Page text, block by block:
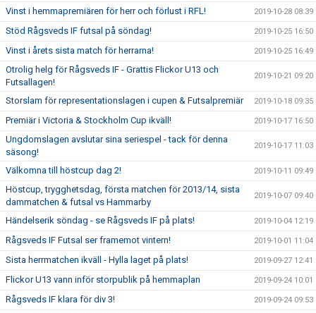
Vinst i hemmapremiären för herr och förlust i RFL! 2019-10-28 08:39
Stöd Rågsveds IF futsal på söndag! 2019-10-25 16:50
Vinst i årets sista match för herrarna! 2019-10-25 16:49
Otrolig helg för Rågsveds IF - Grattis Flickor U13 och
Futsallagen!
2019-10-21 09:20
Storslam för representationslagen i cupen & Futsalpremiär 2019-10-18 09:35
Premiär i Victoria & Stockholm Cup ikväll! 2019-10-17 16:50
Ungdomslagen avslutar sina seriespel - tack för denna
säsong!
2019-10-17 11:03
Välkomna till höstcup dag 2! 2019-10-11 09:49
Höstcup, trygghetsdag, första matchen för 2013/14, sista
dammatchen & futsal vs Hammarby
2019-10-07 09:40
Händelserik söndag - se Rågsveds IF på plats! 2019-10-04 12:19
Rågsveds IF Futsal ser framemot vintern! 2019-10-01 11:04
Sista herrmatchen ikväll - Hylla laget på plats! 2019-09-27 12:41
Flickor U13 vann inför storpublik på hemmaplan 2019-09-24 10:01
Rågsveds IF klara för div 3! 2019-09-24 09:53